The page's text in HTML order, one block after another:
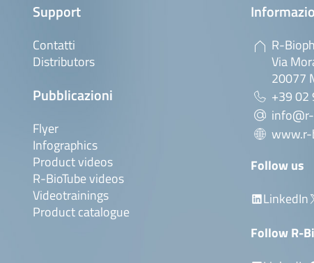
Support
Contatti
Distributors
Pubblicazioni
Flyer
Infographics
Product videos
R-BioTube videos
Videotrainings
Product catalogue
R-
Via
20077
+39 02
Follow us
LinkedIn
Follow R-